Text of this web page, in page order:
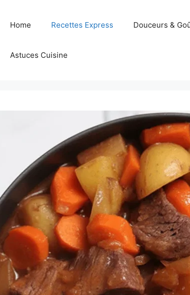
Home Recettes Express Douceurs &
Astuces Cuisine